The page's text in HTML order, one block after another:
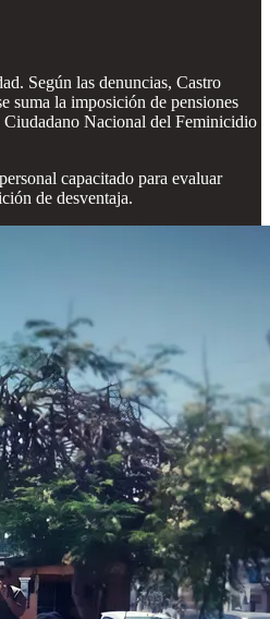
Según las denuncias, Castro
suma la imposición de pensiones
Ciudadano Nacional del Feminicidio
capacitado para evaluar
de desventaja.